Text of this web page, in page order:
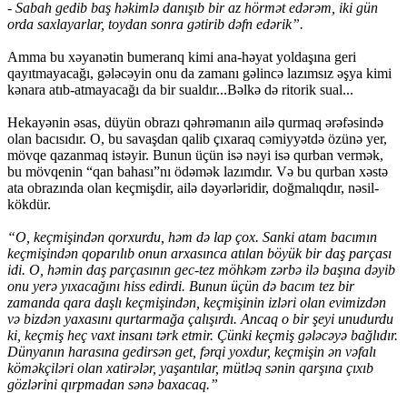
- Sabah gedib baş həkimlə danışıb bir az hörmət edərəm, iki gün
orda saxlayarlar, toydan sonra gətirib dəfn edərik”.
Amma bu xəyanətin bumeranq kimi ana-həyat yoldaşına geri
qayıtmayacağı, gələcəyin onu da zamanı gəlincə lazımsız əşya kimi
kənara atıb-atmayacağı da bir sualdır...Bəlkə də ritorik sual...
Hekayənin əsas, düyün obrazı qəhrəmanın ailə qurmaq ərəfəsində
olan bacısıdır. O, bu savaşdan qalib çıxaraq cəmiyyətdə özünə yer,
mövqe qazanmaq istəyir. Bunun üçün isə nəyi isə qurban vermək,
bu mövqenin “qan bahası”nı ödəmək lazımdır. Və bu qurban xəstə
ata obrazında olan keçmişdir, ailə dəyərləridir, doğmalıqdır, nəsil-
kökdür.
“O, keçmişindən qorxurdu, həm də lap çox. Sanki atam bacımın
keçmişindən qoparılıb onun arxasınca atılan böyük bir daş parçası
idi. O, həmin daş parçasının gec-tez möhkəm zərbə ilə başına dəyib
onu yerə yıxacağını hiss edirdi. Bunun üçün də bacım tez bir
zamanda qara daşlı keçmişindən, keçmişinin izləri olan evimizdən
və bizdən yaxasını qurtarmağa çalışırdı. Ancaq o bir şeyi unudurdu
ki, keçmiş heç vaxt insanı tərk etmir. Çünki keçmiş gələcəyə bağlıdır.
Dünyanın harasına gedirsən get, fərqi yoxdur, keçmişin ən vəfalı
köməkçiləri olan xatirələr, yaşantılar, mütləq sənin qarşına çıxıb
gözlərini qırpmadan sənə baxacaq.”